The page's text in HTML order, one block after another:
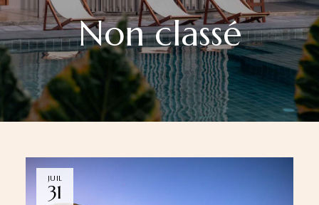
Non classé
JUIL
31